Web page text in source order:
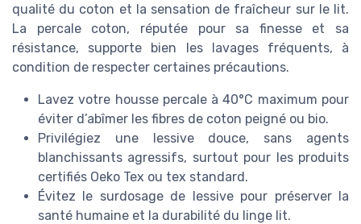
qualité du coton et la sensation de fraîcheur sur le lit.
La percale coton, réputée pour sa finesse et sa
résistance, supporte bien les lavages fréquents, à
condition de respecter certaines précautions.
Lavez votre housse percale à 40°C maximum pour
éviter d’abîmer les fibres de coton peigné ou bio.
Privilégiez une lessive douce, sans agents
blanchissants agressifs, surtout pour les produits
certifiés Oeko Tex ou tex standard.
Évitez le surdosage de lessive pour préserver la
santé humaine et la durabilité du linge lit.